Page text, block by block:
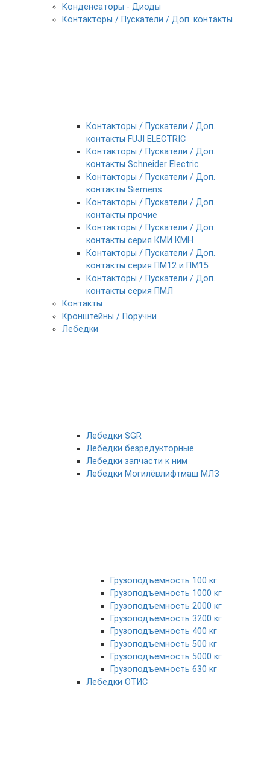
Конденсаторы - Диоды
Контакторы / Пускатели / Доп. контакты
Контакторы / Пускатели / Доп.
контакты FUJI ELECTRIC
Контакторы / Пускатели / Доп.
контакты Schneider Electric
Контакторы / Пускатели / Доп.
контакты Siemens
Контакторы / Пускатели / Доп.
контакты прочие
Контакторы / Пускатели / Доп.
контакты серия КМИ КМН
Контакторы / Пускатели / Доп.
контакты серия ПМ12 и ПМ15
Контакторы / Пускатели / Доп.
контакты серия ПМЛ
Контакты
Кронштейны / Поручни
Лебедки
Лебедки SGR
Лебедки безредукторные
Лебедки запчасти к ним
Лебедки Могилёвлифтмаш МЛЗ
Грузоподъемность 100 кг
Грузоподъемность 1000 кг
Грузоподъемность 2000 кг
Грузоподъемность 3200 кг
Грузоподъемность 400 кг
Грузоподъемность 500 кг
Грузоподъемность 5000 кг
Грузоподъемность 630 кг
Лебедки ОТИС